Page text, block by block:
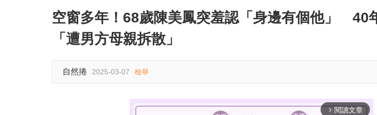
空窗多年！68歲陳美鳳突羞認「身邊有個他」 40
「遭男方母親拆散」
自然捲 2025-03-07 檢舉
arrow_forward_ios 閱讀文章